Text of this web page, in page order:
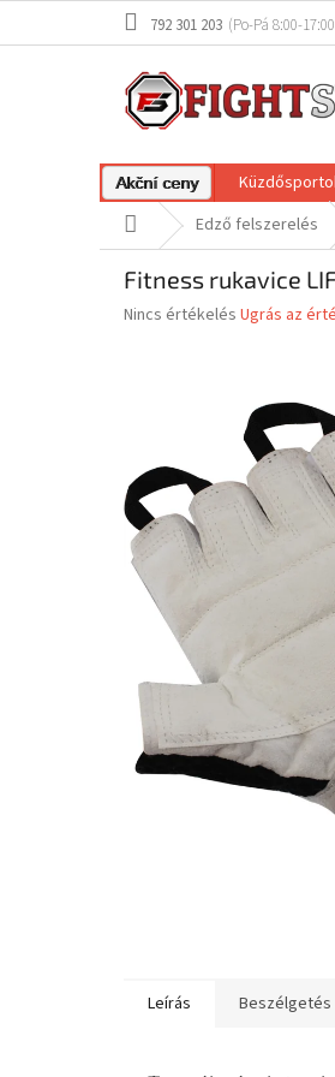
792 301 203
Akční ceny
KezdőlapEdző felszerelés
Fitness rukavice
A
csillag.
Nincs értékelés Ugrás az
Leírás Beszélgetés